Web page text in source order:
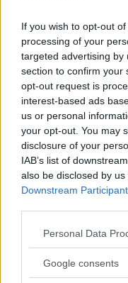
If you wish to opt-out
processing of your
targeted advertising by
section to confirm your
opt-out request is
interest-based ads
us or personal
your opt-out. You may
disclosure of your
IAB’s list of
also be disclosed by
Downstream
Please note that this
not limited to your visit
Personal Data
Google consents
regeringen ville att
Ska utredas
Eftersom Sveriges
domen har den nu
utöver de indragna
för Skatteverket att
statsstöd som har
Sveriges
en kommentar till TT
och att de jobbar med
som möjligt uppnå
rättssäkerhet för
I stället föratt